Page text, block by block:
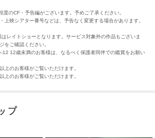
のCF・予告編がございます。予めご了承ください。
上映シアター番号などは、予告なく変更する場合があります。
レイトショーとなります。サービス対象外の作品もございま
をご確認ください。
12歳未満のお客様は、なるべく保護者同伴での鑑賞をお願い
のお客様がご覧いただけます。
のお客様がご覧いただけます。